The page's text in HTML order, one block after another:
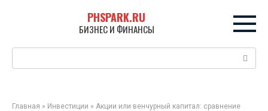
PHSPARK.RU
БИЗНЕС И ФИНАНСЫ
Поиск:
Главная » Инвестиции » Акции или венчурный капитал: сравнение